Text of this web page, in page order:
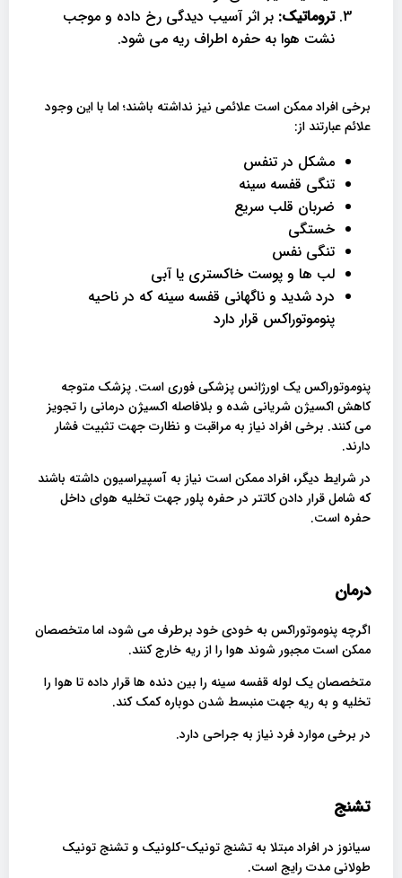
تروماتیک: بر اثر آسیب دیدگی رخ داده و موجب
نشت هوا به حفره اطراف ریه می شود.
برخی افراد ممکن است علائمی نیز نداشته باشند؛ اما با این وجود
علائم عبارتند از:
مشکل در تنفس
تنگی قفسه سینه
ضربان قلب سریع
خستگی
تنگی نفس
لب ها و پوست خاکستری یا آبی
درد شدید و ناگهانی قفسه سینه که در ناحیه
پنوموتوراکس قرار دارد
پنوموتوراکس یک اورژانس پزشکی فوری است. پزشک متوجه
کاهش اکسیژن شریانی شده و بلافاصله اکسیژن درمانی را تجویز
می کنند. برخی افراد نیاز به مراقبت و نظارت جهت تثبیت فشار
دارند.
در شرایط دیگر، افراد ممکن است نیاز به آسپیراسیون داشته باشند
که شامل قرار دادن کاتتر در حفره پلور جهت تخلیه هوای داخل
حفره است.
درمان
اگرچه پنوموتوراکس به خودی خود برطرف می شود، اما متخصصان
ممکن است مجبور شوند هوا را از ریه خارج کنند.
متخصصان یک لوله قفسه سینه را بین دنده ها قرار داده تا هوا را
تخلیه و به ریه جهت منبسط شدن دوباره کمک کند.
در برخی موارد فرد نیاز به جراحی دارد.
تشنج
سیانوز در افراد مبتلا به تشنج تونیک-کلونیک و تشنج تونیک
طولانی مدت رایج است.